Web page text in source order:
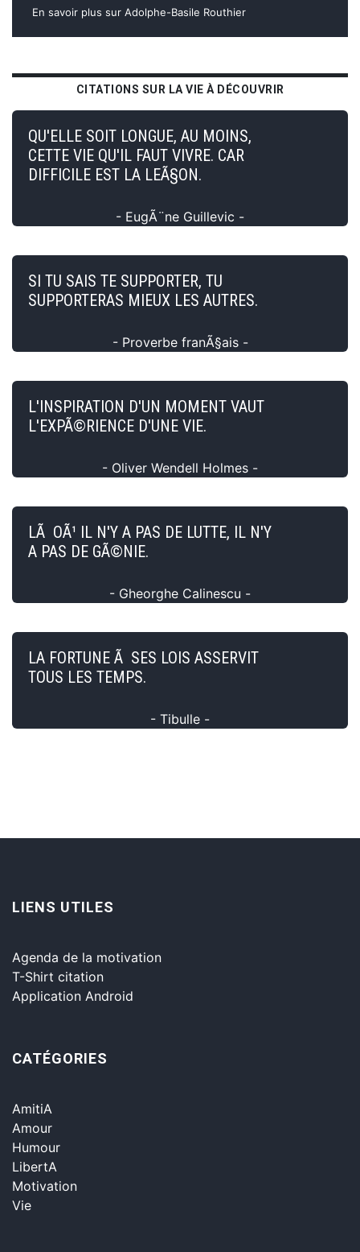
En savoir plus sur Adolphe-Basile Routhier
CITATIONS SUR LA VIE À DÉCOUVRIR
QU'ELLE SOIT LONGUE, AU MOINS,
CETTE VIE QU'IL FAUT VIVRE. CAR
DIFFICILE EST LA LEÃ§ON.
- EugÃ¨ne Guillevic -
SI TU SAIS TE SUPPORTER, TU
SUPPORTERAS MIEUX LES AUTRES.
- Proverbe franÃ§ais -
L'INSPIRATION D'UN MOMENT VAUT
L'EXPÃ©RIENCE D'UNE VIE.
- Oliver Wendell Holmes -
LÃ OÃ¹ IL N'Y A PAS DE LUTTE, IL N'Y
A PAS DE GÃ©NIE.
- Gheorghe Calinescu -
LA FORTUNE Ã SES LOIS ASSERVIT
TOUS LES TEMPS.
- Tibulle -
LIENS UTILES
Agenda de la motivation
T-Shirt citation
Application Android
CATÉGORIES
AmitiA
Amour
Humour
LibertA
Motivation
Vie